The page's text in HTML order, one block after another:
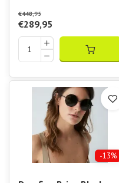
€448,95
€289,95
-13%